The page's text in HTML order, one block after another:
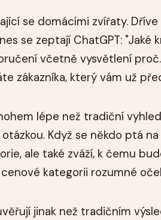
se domácími zvířaty.
se zeptají ChatGPT: "Jaké
včetně vysvětlení
zákazníka, který vám už
lépe než tradiční
Když se někdo ptá
ale také zváží, k čemu
kategorii rozumné
jinak než tradičním